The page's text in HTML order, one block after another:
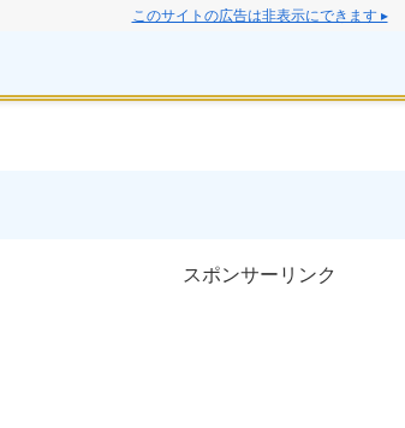
このサイトの広告は非表示にできます ▸
スポンサーリンク